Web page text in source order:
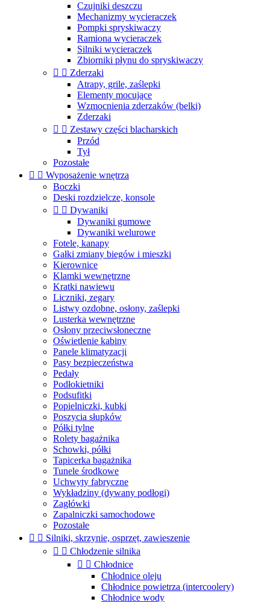
Czujniki deszczu
Mechanizmy wycieraczek
Pompki spryskiwaczy
Ramiona wycieraczek
Silniki wycieraczek
Zbiorniki płynu do spryskiwaczy
  Zderzaki
Atrapy, grile, zaślepki
Elementy mocujące
Wzmocnienia zderzaków (belki)
Zderzaki
  Zestawy części blacharskich
Przód
Tył
Pozostałe
  Wyposażenie wnętrza
Boczki
Deski rozdzielcze, konsole
  Dywaniki
Dywaniki gumowe
Dywaniki welurowe
Fotele, kanapy
Gałki zmiany biegów i mieszki
Kierownice
Klamki wewnętrzne
Kratki nawiewu
Liczniki, zegary
Listwy ozdobne, osłony, zaślepki
Lusterka wewnętrzne
Osłony przeciwsłoneczne
Oświetlenie kabiny
Panele klimatyzacji
Pasy bezpieczeństwa
Pedały
Podłokietniki
Podsufitki
Popielniczki, kubki
Poszycia słupków
Półki tylne
Rolety bagażnika
Schowki, półki
Tapicerka bagażnika
Tunele środkowe
Uchwyty fabryczne
Wykładziny (dywany podłogi)
Zagłówki
Zapalniczki samochodowe
Pozostałe
  Silniki, skrzynie, osprzęt, zawieszenie
  Chłodzenie silnika
  Chłodnice
Chłodnice oleju
Chłodnice powietrza (intercoolery)
Chłodnice wody